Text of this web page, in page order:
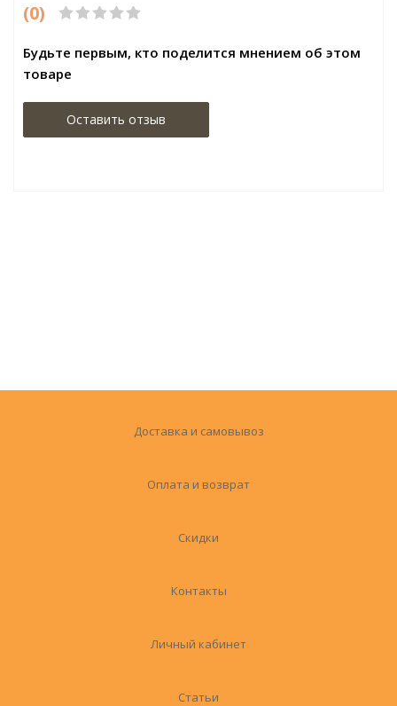
(0)
Будьте первым, кто поделится мнением об этом
товаре
Оставить отзыв
Доставка и самовывоз
Оплата и возврат
Скидки
Контакты
Личный кабинет
Статьи